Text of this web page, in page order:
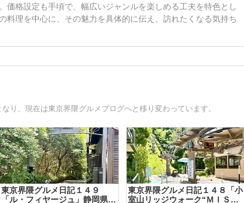
格設定も手頃で、幅広いジャンルを楽しめる工夫を特色とし
理を中心に、その魅力を具体的に伝え、訪れたくなる気持ち
り、現在は東京界隈グルメブログへと移り変わっています。
東京界隈グルメ日記１４９
「ル・フィヤージュ」静岡県伊
東京界隈グルメ日記１４８「小
室山リッジウォーク“ＭＩＳＯ